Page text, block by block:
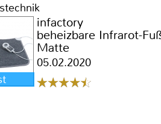
infactory
beheizbare Infrarot-
Matte
05.02.2020